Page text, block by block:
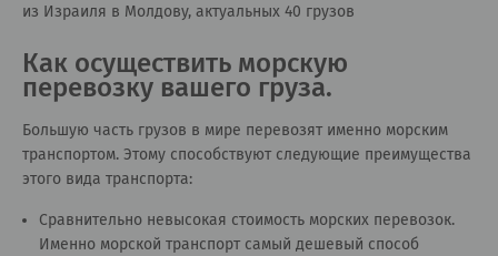
из Израиля в Молдову, актуальных 40 грузов
Как осуществить морскую
перевозку вашего груза.
Большую часть грузов в мире перевозят именно морским
транспортом. Этому способствуют следующие преимущества
этого вида транспорта:
Сравнительно невысокая стоимость морских перевозок.
Именно морской транспорт самый дешевый способ